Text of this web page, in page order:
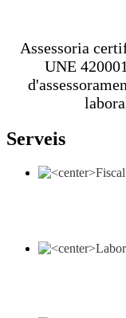
Assessoria
UNE
Serveis